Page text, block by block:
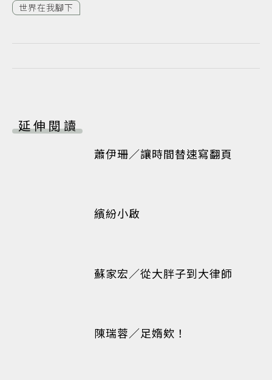
世界在我腳下
延伸閱讀
蕭伊珊／讓時間替速寫翻頁
繽紛小啟
蘇家宏／從大胖子到大律師
陳瑞蓉／足媠欸！